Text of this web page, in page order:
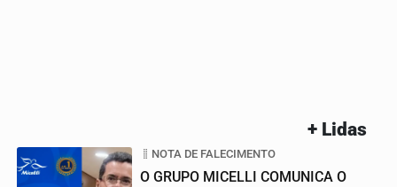
+ Lidas
NOTA DE FALECIMENTO
O GRUPO MICELLI COMUNICA O